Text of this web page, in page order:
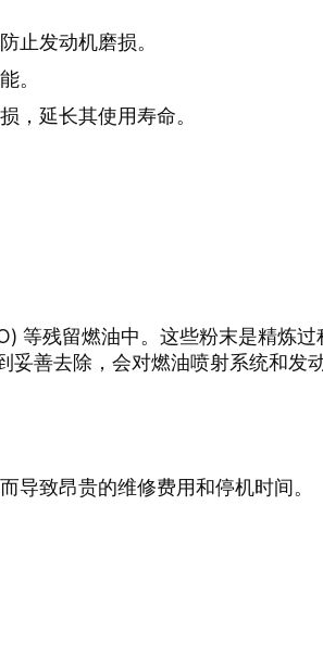
止发动机磨损。
。
，延长其使用寿命。
等残留燃油中。这些粉末是精炼过
妥善去除，会对燃油喷射系统和发
导致昂贵的维修费用和停机时间。